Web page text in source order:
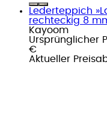
Lederteppich
rechteckig 8 mm
Kayoom
Ursprünglicher
€
Aktueller Preis